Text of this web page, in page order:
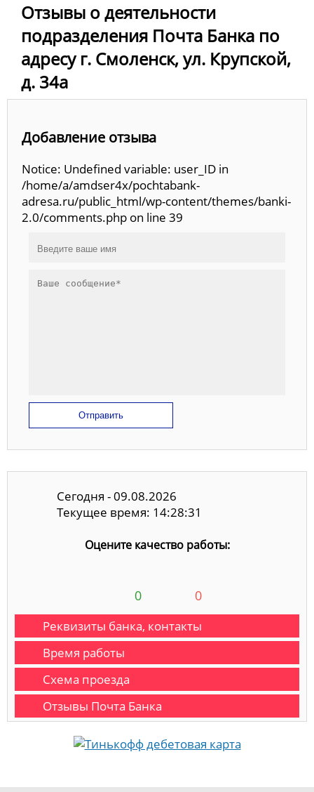
Отзывы о деятельности
подразделения Почта Банка по
адресу г. Смоленск, ул. Крупской,
д. 34а
Добавление отзыва
Notice: Undefined variable: user_ID in
/home/a/amdser4x/pochtabank-
adresa.ru/public_html/wp-content/themes/banki-
2.0/comments.php on line 39
Отправить
Сегодня - 09.08.2026
Текущее время: 14:28:31
Оцените качество работы:
0 0
Реквизиты банка, контакты
Время работы
Схема проезда
Отзывы Почта Банка